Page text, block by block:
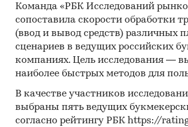
Команда «РБК Исследований
сопоставила скорости обработки
(ввод и вывод средств) различных
сценариев в ведущих российских
компаниях. Цель исследования —
наиболее быстрых методов для
В качестве участников
выбраны пять ведущих
согласно рейтингу РБК https://